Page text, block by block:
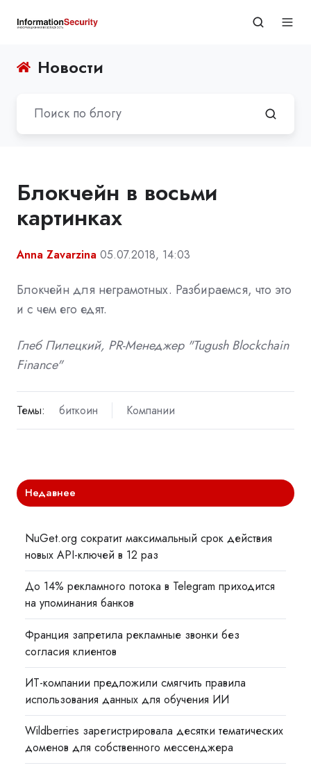
Новости
Блокчейн в восьми
картинках
Anna Zavarzina 05.07.2018, 14:03
Блокчейн для неграмотных. Разбираемся, что это
и с чем его едят.
Глеб Пилецкий, PR-Менеджер "Tugush Blockchain
Finance"
Темы: биткоин Компании
Недавнее
NuGet.org сократит максимальный срок действия
новых API-ключей в 12 раз
До 14% рекламного потока в Telegram приходится
на упоминания банков
Франция запретила рекламные звонки без
согласия клиентов
ИТ-компании предложили смягчить правила
использования данных для обучения ИИ
Wildberries зарегистрировала десятки тематических
доменов для собственного мессенджера